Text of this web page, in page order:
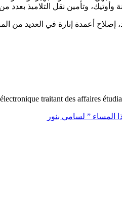
وأوتيك، وتأمين نقل التلاميذ
أعمدة إنارة في العديد من
traitant des affaires
المساء ” لسامي بنور